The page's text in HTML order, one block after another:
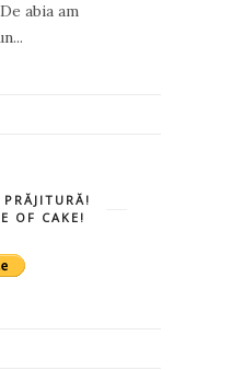
abia am
OF CAKE!